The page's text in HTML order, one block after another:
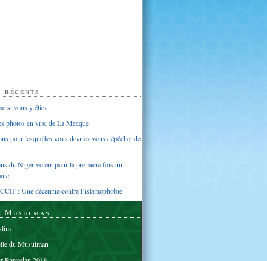
si vous y étiez
photos en vrac de La Mecque
pour lesquelles vous devriez vous dépêcher de
du Niger voient pour la première fois un
: Une décennie contre l’islamophobie
Musulman
du Musulman